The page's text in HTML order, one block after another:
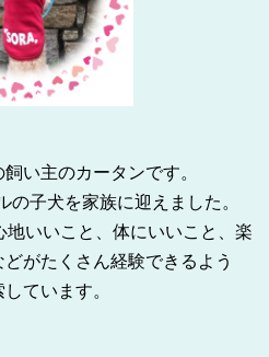
い主のカータンです。
子犬を家族に迎えました。
いいこと、体にいいこと、楽
がたくさん経験できるよう
ています。